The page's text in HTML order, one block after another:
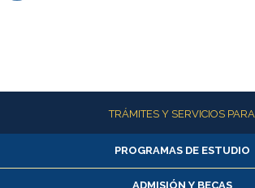
Más informaciónTRÁMITES Y SERVICIOS PARA
Alumnas/os y exalumnas/os
Matrícula en línea
PROGRAMAS DE ESTUDIO
ADMISIÓN Y BECAS